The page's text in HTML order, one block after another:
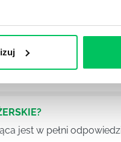
nie będzie w
jest osoba
jest w pełni